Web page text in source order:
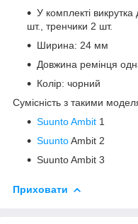
У комплекті
шт., тренчики 2 шт.
Ширина: 24 мм
Довжина ремінця
Колір: чорний
Сумісність з такими
Suunto Ambit 1
SuuntoAmbit 2
Suunto Ambit 3
Приховати